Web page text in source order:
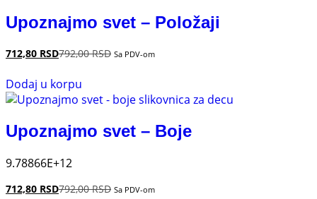
Upoznajmo svet – Položaji
712,80 RSD792,00RSD Sa PDV-om
Dodaj u korpu
Upoznajmo svet – Boje
9.78866E+12
712,80 RSD792,00RSD Sa PDV-om